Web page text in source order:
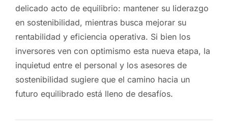
delicado acto de equilibrio: mantener su liderazgo
en sostenibilidad, mientras busca mejorar su
rentabilidad y eficiencia operativa. Si bien los
inversores ven con optimismo esta nueva etapa, la
inquietud entre el personal y los asesores de
sostenibilidad sugiere que el camino hacia un
futuro equilibrado está lleno de desafíos.